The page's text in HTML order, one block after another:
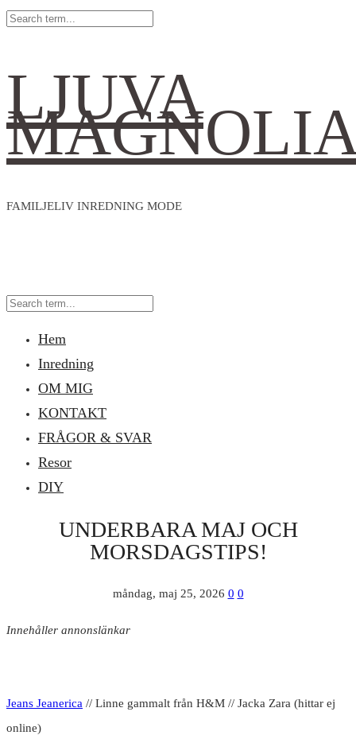
LJUVA
FAMILJELIV INREDNING MODE
Hem
Inredning
OM MIG
KONTAKT
FRÅGOR & SVAR
Resor
DIY
UNDERBARA MAJ OCH
MORSDAGSTIPS!
måndag, maj 25, 2026 0 0
Innehåller annonslänkar
Jeans Jeanerica // Linne gammalt från H&M // Jacka Zara (hittar ej
online)